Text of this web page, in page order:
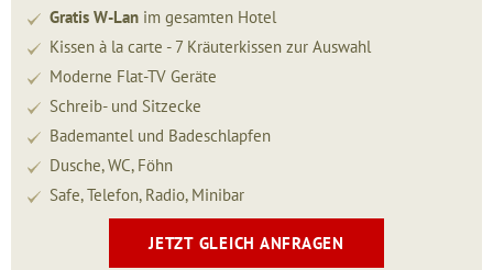
Gratis W-Lan im gesamten Hotel
Kissen à la carte - 7 Kräuterkissen zur Auswahl
Moderne Flat-TV Geräte
Schreib- und Sitzecke
Bademantel und Badeschlapfen
Dusche, WC, Föhn
Safe, Telefon, Radio, Minibar
JETZT GLEICH ANFRAGEN